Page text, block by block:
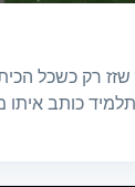
בגובה 1.80 מטר שזז רק
כותב איתו